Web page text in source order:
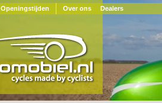
Openingstijden Over ons Dealers